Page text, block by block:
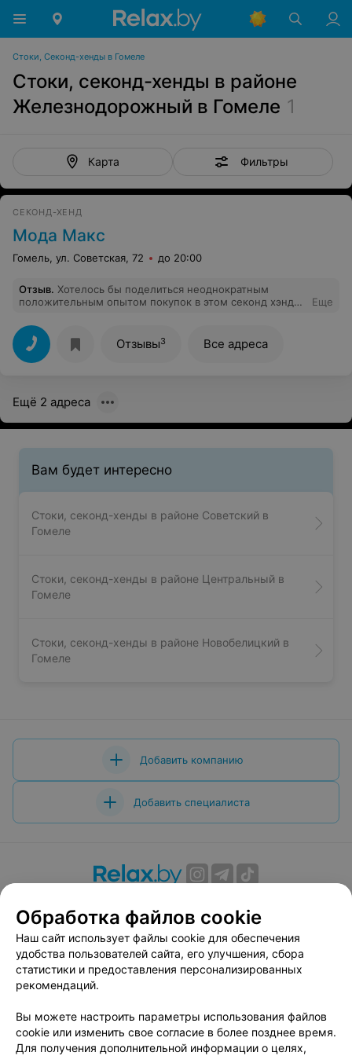
Стоки, Секонд-хенды в Гомеле
Стоки, секонд-хенды в районе
Железнодорожный в Гомеле 1
Карта Фильтры
СЕКОНД-ХЕНД
Мода Макс
Гомель, ул. Советская, 72 до 20:00
Отзыв. Хотелось бы поделиться неоднократным
положительным опытом покупок в этом секонд хэнде.
магазин находится недалеко от дома - и удобно
заходить. Плюс ко всему, сеть довольно большая.
Особое достоинство для меня состоит в постоянных
акциях: цены на вещи и так выгодные, а иногда
новенькие модели добавляют. В общем, сплошная
Еще
Отзывы3 Все адреса
Ещё 2 адреса
Вам будет интересно
Стоки, секонд-хенды в районе Советский в
Гомеле
Стоки, секонд-хенды в районе Центральный в
Гомеле
Стоки, секонд-хенды в районе Новобелицкий в
Гомеле
Добавить компанию
Добавить специалиста
Вакансии
Публичный договор
Способы оплаты
Публичный договор по использованию сервиса
«Афиша»
Пользовательское соглашение
Связаться по вопросам сотрудничества
Написать руководителю relax.by
Обработка файлов cookie
Наш сайт использует файлы cookie для обеспечения
удобства пользователей сайта, его улучшения, сбора
статистики и предоставления персонализированных
рекомендаций.
Вы можете настроить параметры использования файлов
cookie или изменить свое согласие в более позднее время.
Для получения дополнительной информации о целях,